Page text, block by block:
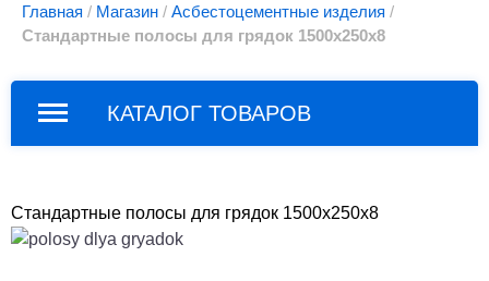
Главная / Магазин / Асбестоцементные изделия /
Стандартные полосы для грядок 1500х250х8
КАТАЛОГ ТОВАРОВ
Стандартные полосы для грядок 1500х250х8